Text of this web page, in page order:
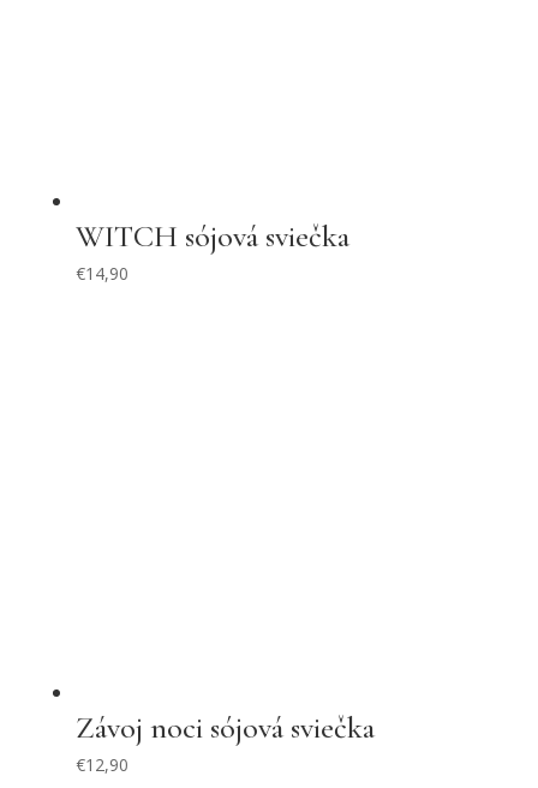
WITCH sójová sviečka
€14,90
Závoj noci sójová sviečka
€12,90